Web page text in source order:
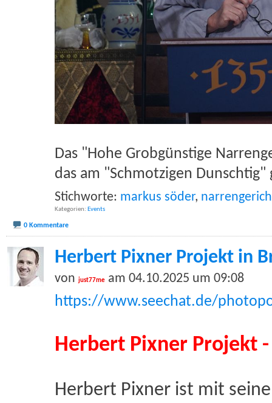
Das "Hohe Grobgünstige
das am "Schmotzigen
Stichworte: markus söder,
Kategorien Events
0 Kommentare
Herbert Pixner Projekt in
von just77me am 04.10.2025 um 09:08
https://www.seechat.de/
Herbert Pixner Projekt
Herbert Pixner ist mit